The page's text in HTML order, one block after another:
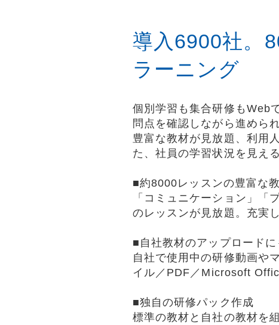
導入6900社。
ラーニング
個別学習も集合研修もWeb
問点を確認しながら進めら
豊富な教材が見放題、利用
た、社員の学習状況を見え
■約8000レッスンの豊富な
「コミュニケーション」「
のレッスンが見放題。充実
■自社教材のアップロードに
自社で使用中の研修動画や
イル／PDF／Microsoft
■独自の研修パック作成
標準の教材と自社の教材を